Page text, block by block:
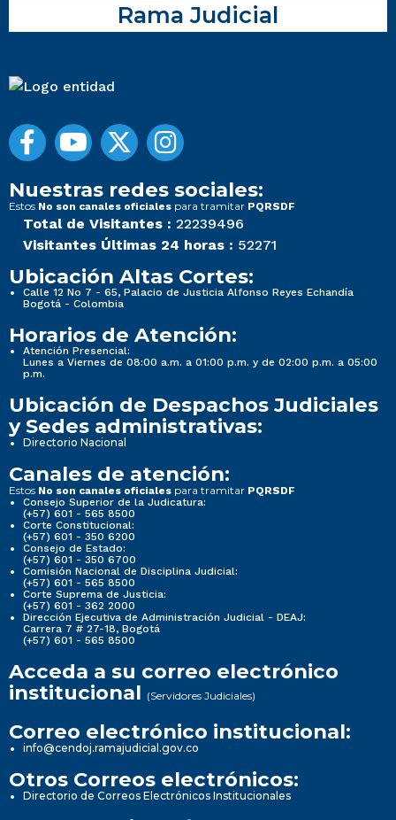
Rama Judicial
Nuestras redes sociales:
Estos No son canales oficiales para tramitar PQRSDF
Total de Visitantes : 22239496
Visitantes Últimas 24 horas : 52271
Ubicación Altas Cortes:
Calle 12 No 7 - 65, Palacio de Justicia Alfonso Reyes Echandía
Bogotá - Colombia
Horarios de Atención:
Atención Presencial:
Lunes a Viernes de 08:00 a.m. a 01:00 p.m. y de 02:00 p.m. a 05:00
p.m.
Ubicación de Despachos Judiciales
y Sedes administrativas:
Directorio Nacional
Canales de atención:
Estos No son canales oficiales para tramitar PQRSDF
Consejo Superior de la Judicatura:
(+57) 601 - 565 8500
Corte Constitucional:
(+57) 601 - 350 6200
Consejo de Estado:
(+57) 601 - 350 6700
Comisión Nacional de Disciplina Judicial:
(+57) 601 - 565 8500
Corte Suprema de Justicia:
(+57) 601 - 362 2000
Dirección Ejecutiva de Administración Judicial - DEAJ:
Carrera 7 # 27-18, Bogotá
(+57) 601 - 565 8500
Acceda a su correo electrónico
institucional (Servidores Judiciales)
Correo electrónico institucional:
info@cendoj.ramajudicial.gov.co
Otros Correos electrónicos:
Directorio de Correos Electrónicos Institucionales